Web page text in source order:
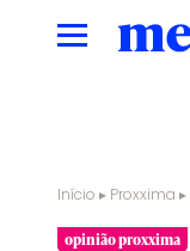
Início ▸ Proxxima ▸
opinião proxxima